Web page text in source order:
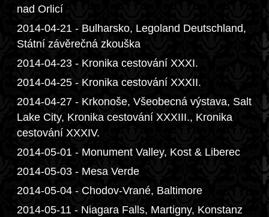
nad Orlicí
2014-04-21 - Bulharsko, Legoland Deutschland,
Státní závěrečná zkouška
2014-04-23 - Kronika cestování XXXI.
2014-04-25 - Kronika cestování XXXII.
2014-04-27 - Krkonoše, Všeobecná výstava, Salt
Lake City, Kronika cestování XXXIII., Kronika
cestování XXXIV.
2014-05-01 - Monument Valley, Kost & Liberec
2014-05-03 - Mesa Verde
2014-05-04 - Chodov-Vrané, Baltimore
2014-05-11 - Niagara Falls, Martigny, Konstanz